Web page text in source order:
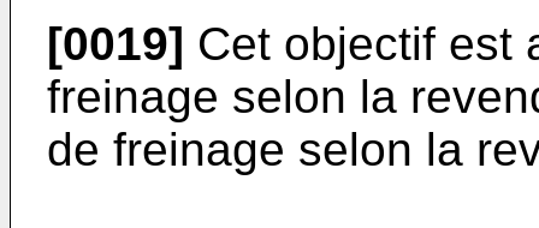
[0019] Cet objectif est
freinage selon la
de freinage selon la